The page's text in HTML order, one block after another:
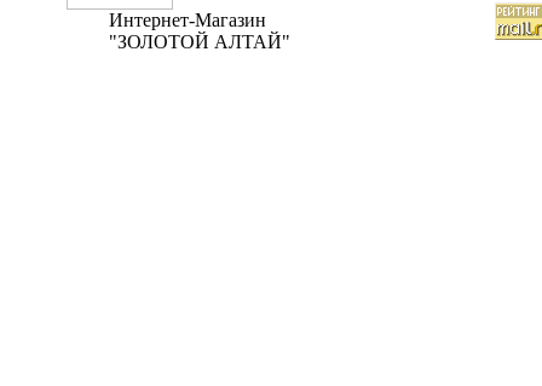
Интернет-Магазин
"ЗОЛОТОЙ АЛТАЙ"